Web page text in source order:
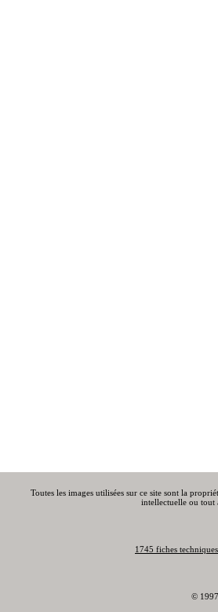
Toutes les images utilisées sur ce site sont la
intellectuelle ou tout
1745 fiches
©